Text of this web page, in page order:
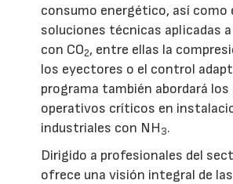
consumo energético, así como
soluciones técnicas aplicadas
con CO2, entre ellas la
los eyectores o el control
programa también abordará
operativos críticos en
industriales con NH3.
Dirigido a profesionales del
ofrece una visión integral de las